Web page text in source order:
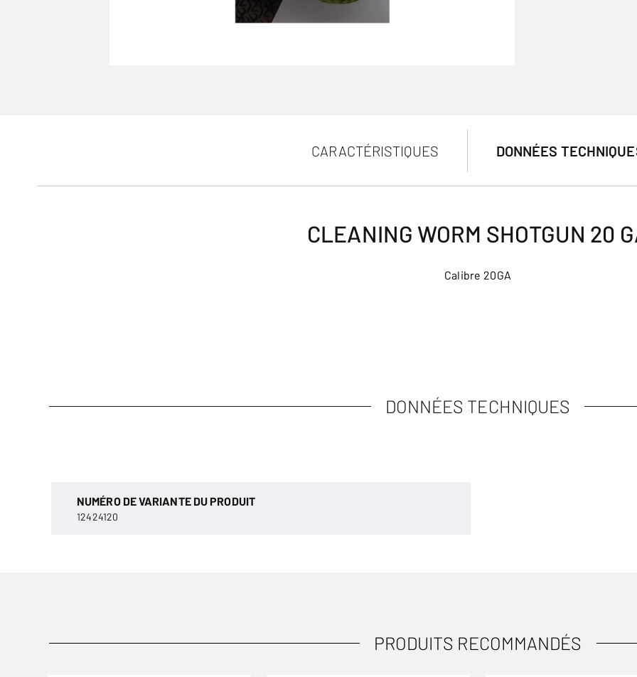
CARACTÉRISTIQUES DONNÉES
CLEANING WORM SHOTGUN 20
Calibre 20GA
DONNÉES TECHNIQUES
NUMÉRO DE VARIANTE DU PRODUIT
12424120
PRODUITS RECOMMANDÉS